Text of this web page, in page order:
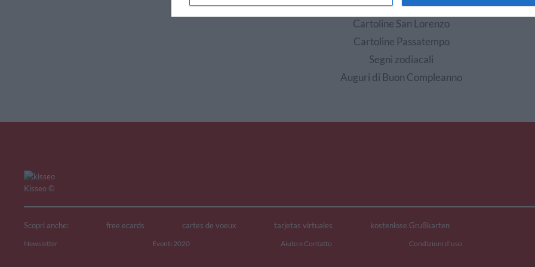
Cartoline San Lorenzo
Cartoline Passatempo
Segni zodiacali
Auguri di Buon Compleanno
Kisseo©
Scopri anche: free ecards cartes de voeux tarjetas virtuales kostenlose Grußkarten
Newsletter Eventi 2020 Aiuto e Contatto Condizioni d'uso